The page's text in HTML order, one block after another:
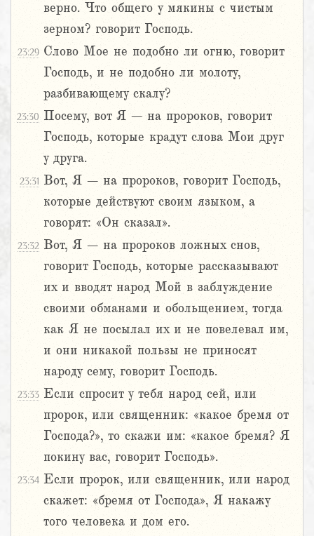
верно. Что общего у мякины с чистым
зерном? говорит Господь.
23:29 Слово Мое не подобно ли огню, говорит
Господь, и не подобно ли молоту,
разбивающему скалу?
23:30 Посему, вот Я – на пророков, говорит
Господь, которые крадут слова Мои друг
у друга.
23:31 Вот, Я – на пророков, говорит Господь,
которые действуют своим языком, а
говорят: «Он сказал».
23:32 Вот, Я – на пророков ложных снов,
говорит Господь, которые рассказывают
их и вводят народ Мой в заблуждение
своими обманами и обольщением, тогда
как Я не посылал их и не повелевал им,
и они никакой пользы не приносят
народу сему, говорит Господь.
23:33 Если спросит у тебя народ сей, или
пророк, или священник: «какое бремя от
Господа?», то скажи им: «какое бремя? Я
покину вас, говорит Господь».
23:34 Если пророк, или священник, или народ
скажет: «бремя от Господа», Я накажу
того человека и дом его.